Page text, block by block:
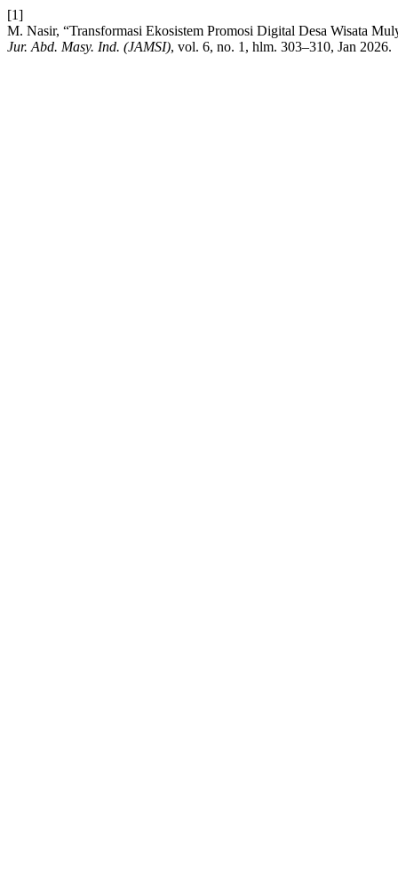
[1]
M. Nasir, “Transformasi Ekosistem Promosi Digital Desa Wisata
Jur. Abd. Masy. Ind. (JAMSI), vol. 6, no. 1, hlm. 303–310, Jan 2026.